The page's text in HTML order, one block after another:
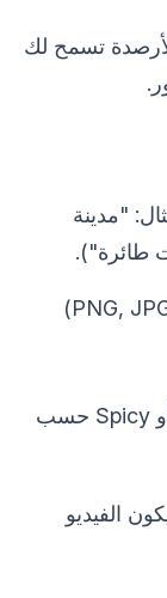
تسمح لك
"مدينة
طائرة").
: حمل صورتك (PNG, JPG)
اختر Standard أو Spicy حسب
الفيديو